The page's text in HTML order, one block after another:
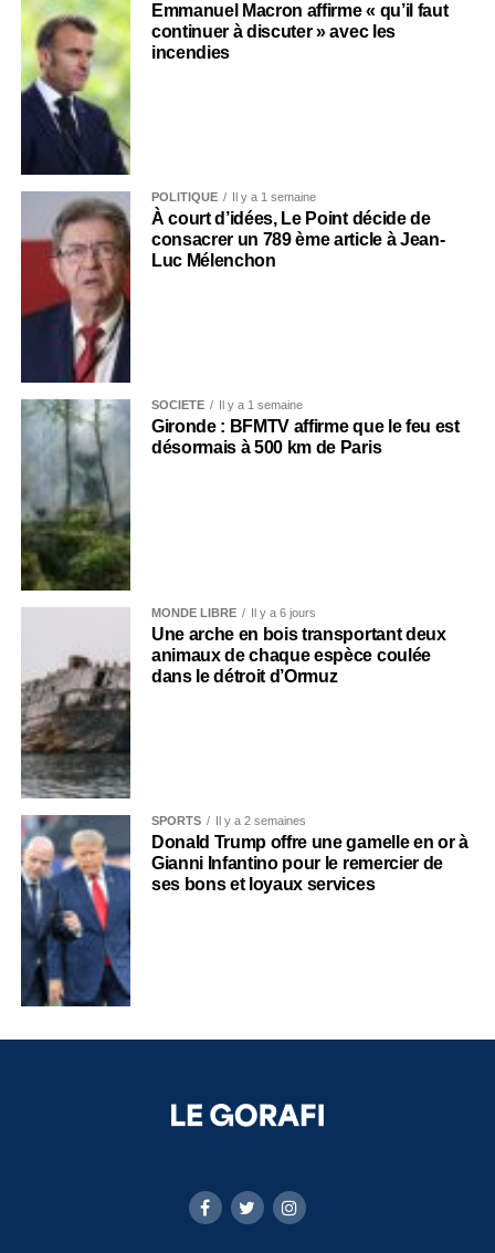
Emmanuel Macron affirme « qu’il faut
continuer à discuter » avec les
incendies
POLITIQUE Il y a 1 semaine
À court d’idées, Le Point décide de
consacrer un 789 ème article à Jean-
Luc Mélenchon
SOCIÉTÉ Il y a 1 semaine
Gironde : BFMTV affirme que le feu est
désormais à 500 km de Paris
MONDE LIBRE Il y a 6 jours
Une arche en bois transportant deux
animaux de chaque espèce coulée
dans le détroit d’Ormuz
SPORTS Il y a 2 semaines
Donald Trump offre une gamelle en or à
Gianni Infantino pour le remercier de
ses bons et loyaux services